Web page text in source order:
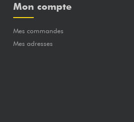
Mon compte
Mes commandes
Mes adresses